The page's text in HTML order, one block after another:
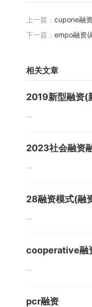
上一篇： cupone融
下一篇： empo融资(
相关文章
2019新型融资(
...
2023社会融资
...
28融资模式(融
...
cooperative融
...
pcr融资